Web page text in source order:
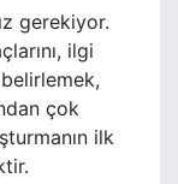
gerekiyor.
ilgi
çok
ilk